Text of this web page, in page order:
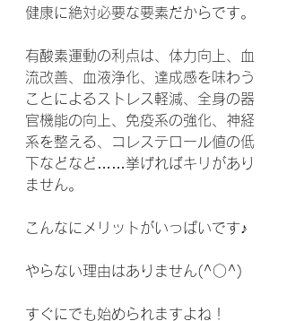
健康に絶対必要な要素だからです。
有酸素運動の利点は、体力向上、血
流改善、血液浄化、達成感を味わう
ことによるストレス軽減、全身の器
官機能の向上、免疫系の強化、神経
系を整える、コレステロール値の低
下などなど……挙げればキリがあり
ません。
こんなにメリットがいっぱいです♪
やらない理由はありません(^○^)
すぐにでも始められますよね！